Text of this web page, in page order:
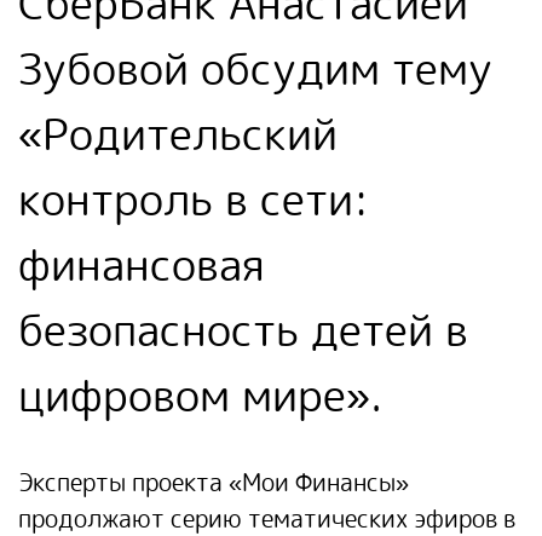
Зубовой обсудим тему
«Родительский
контроль в сети:
финансовая
безопасность детей в
цифровом мире».
Эксперты проекта «Мои Финансы»
продолжают серию тематических эфиров в